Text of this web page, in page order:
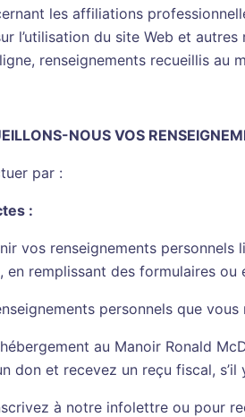
les affiliations
l’utilisation du site Web et
renseignements recueillis au
NOUS VOS
par :
:
vos renseignements
en remplissant des formulaires
personnels que
au Manoir Ronald
don et recevez un reçu fiscal,
à notre infolettre ou pour